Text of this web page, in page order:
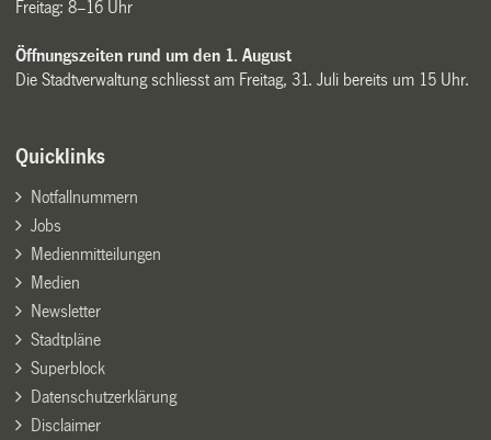
Freitag: 8–16 Uhr
Öffnungszeiten rund um den 1. August
Die Stadtverwaltung schliesst am Freitag, 31. Juli bereits um 15 Uhr.
Quicklinks
Notfallnummern
Jobs
Medienmitteilungen
Medien
Newsletter
Stadtpläne
Superblock
Datenschutzerklärung
Disclaimer